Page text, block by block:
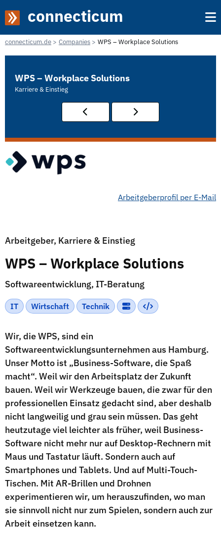
connecticum
connecticum.de Companies WPS – Workplace Solutions
WPS – Workplace Solutions
Karriere & Einstieg
Arbeitgeberprofil per E-Mail
Arbeitgeber, Karriere & Einstieg
WPS – Workplace Solutions
Softwareentwicklung, IT-Beratung
IT Wirtschaft Technik
Wir, die WPS, sind ein
Softwareentwicklungsunternehmen aus Hamburg.
Unser Motto ist „Business-Software, die Spaß
macht“. Weil wir den Arbeitsplatz der Zukunft
bauen. Weil wir Werkzeuge bauen, die zwar für den
professionellen Einsatz gedacht sind, aber deshalb
nicht langweilig und grau sein müssen. Das geht
heutzutage viel leichter als früher, weil Business-
Software nicht mehr nur auf Desktop-Rechnern mit
Maus und Tastatur läuft. Sondern auch auf
Smartphones und Tablets. Und auf Multi-Touch-
Tischen. Mit AR-Brillen und Drohnen
experimentieren wir, um herauszufinden, wo man
sie sinnvoll nicht nur zum Spielen, sondern auch zur
Arbeit einsetzen kann.